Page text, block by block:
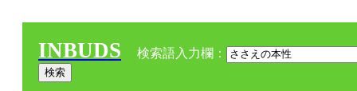
INBUDS 検索語入力欄：